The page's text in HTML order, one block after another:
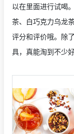
以在里面进行试喝
茶、白巧克力乌龙
评分和评价哦。除
具，真能淘到不少